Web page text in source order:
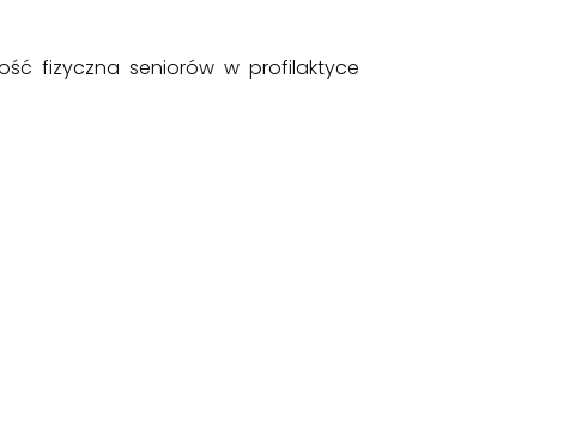
fizyczna seniorów w profilaktyce